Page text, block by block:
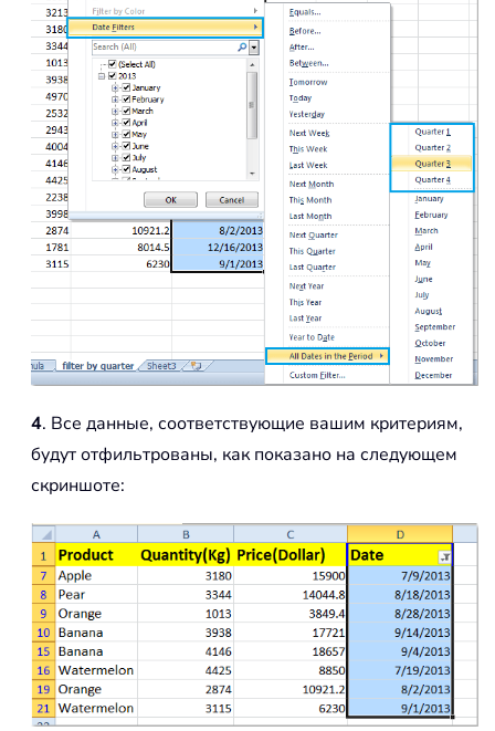
4. Все данные, соответствующие вашим критериям,
будут отфильтрованы, как показано на следующем
скриншоте: